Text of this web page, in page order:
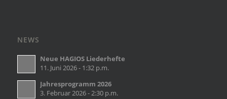
NEWS
Neue HAGIOS Liederhefte
11. Juni 2026 - 1:32 p.m.
Jahresprogramm 2026
3. Februar 2026 - 2:30 p.m.